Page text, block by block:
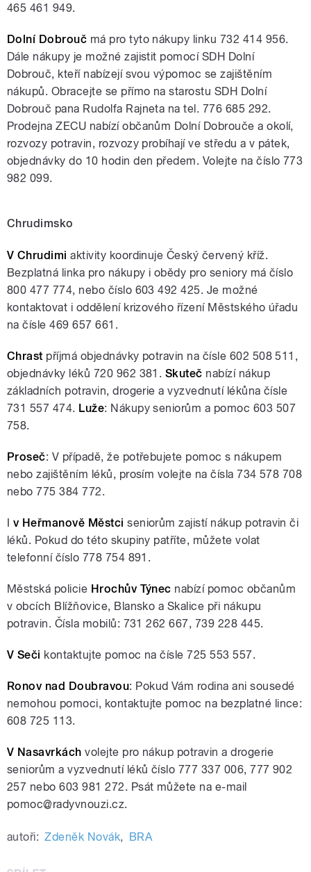
465 461 949.
Dolní Dobrouč má pro tyto nákupy linku 732 414 956.
Dále nákupy je možné zajistit pomocí SDH Dolní
Dobrouč, kteří nabízejí svou výpomoc se zajištěním
nákupů. Obracejte se přímo na starostu SDH Dolní
Dobrouč pana Rudolfa Rajneta na tel. 776 685 292.
Prodejna ZECU nabízí občanům Dolní Dobrouče a okolí,
rozvozy potravin, rozvozy probíhají ve středu a v pátek,
objednávky do 10 hodin den předem. Volejte na číslo 773
982 099.
Chrudimsko
V Chrudimi aktivity koordinuje Český červený kříž.
Bezplatná linka pro nákupy i obědy pro seniory má číslo
800 477 774, nebo číslo 603 492 425. Je možné
kontaktovat i oddělení krizového řízení Městského úřadu
na čísle 469 657 661.
Chrast příjmá objednávky potravin na čísle 602 508 511,
objednávky léků 720 962 381. Skuteč nabízí nákup
základních potravin, drogerie a vyzvednutí lékůna čísle
731 557 474. Luže: Nákupy seniorům a pomoc 603 507
758.
Proseč: V případě, že potřebujete pomoc s nákupem
nebo zajištěním léků, prosím volejte na čísla 734 578 708
nebo 775 384 772.
I v Heřmanově Městci seniorům zajistí nákup potravin či
léků. Pokud do této skupiny patříte, můžete volat
telefonní číslo 778 754 891.
Městská policie Hrochův Týnec nabízí pomoc občanům
v obcích Blížňovice, Blansko a Skalice při nákupu
potravin. Čísla mobilů: 731 262 667, 739 228 445.
V Seči kontaktujte pomoc na čísle 725 553 557.
Ronov nad Doubravou: Pokud Vám rodina ani sousedé
nemohou pomoci, kontaktujte pomoc na bezplatné lince:
608 725 113.
V Nasavrkách volejte pro nákup potravin a drogerie
seniorům a vyzvednutí léků číslo 777 337 006, 777 902
257 nebo 603 981 272. Psát můžete na e-mail
pomoc@radyvnouzi.cz.
autoři: Zdeněk Novák, BRA